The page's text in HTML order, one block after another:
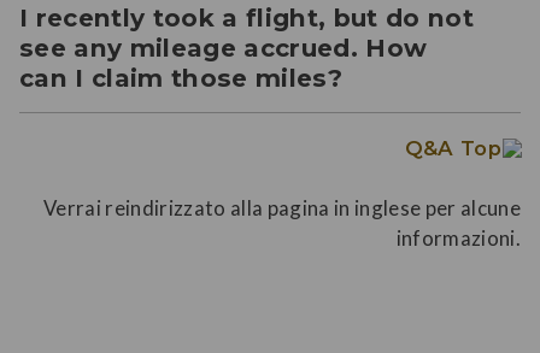
I recently took a flight, but do not
see any mileage accrued. How
can I claim those miles?
Q&A Top
Verrai reindirizzato alla pagina in inglese per alcune
informazioni.